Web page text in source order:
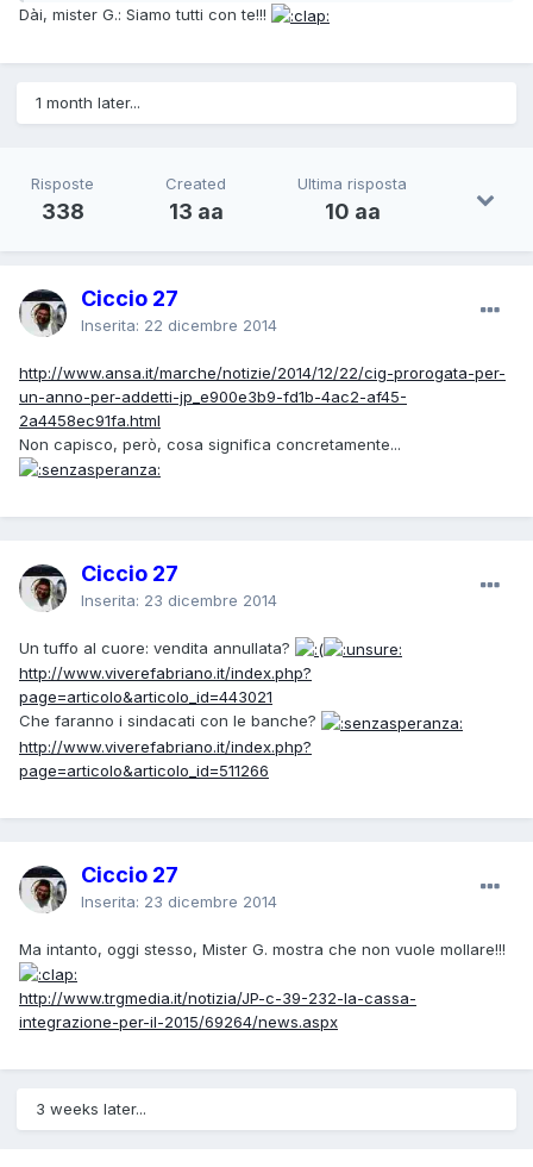
Dài, mister G.: Siamo tutti con te!!!
1 month later...
Risposte
338
Created
13 aa
Ultima risposta
10 aa
Ciccio 27
Inserita: 22 dicembre 2014
http://www.ansa.it/marche/notizie/2014/12/22/cig-prorogata-per-
un-anno-per-addetti-jp_e900e3b9-fd1b-4ac2-af45-
2a4458ec91fa.html
Non capisco, però, cosa significa concretamente...
Ciccio 27
Inserita: 23 dicembre 2014
Un tuffo al cuore: vendita annullata?
http://www.viverefabriano.it/index.php?
page=articolo&articolo_id=443021
Che faranno i sindacati con le banche?
http://www.viverefabriano.it/index.php?
page=articolo&articolo_id=511266
Ciccio 27
Inserita: 23 dicembre 2014
Ma intanto, oggi stesso, Mister G. mostra che non vuole mollare!!!
http://www.trgmedia.it/notizia/JP-c-39-232-la-cassa-
integrazione-per-il-2015/69264/news.aspx
3 weeks later...